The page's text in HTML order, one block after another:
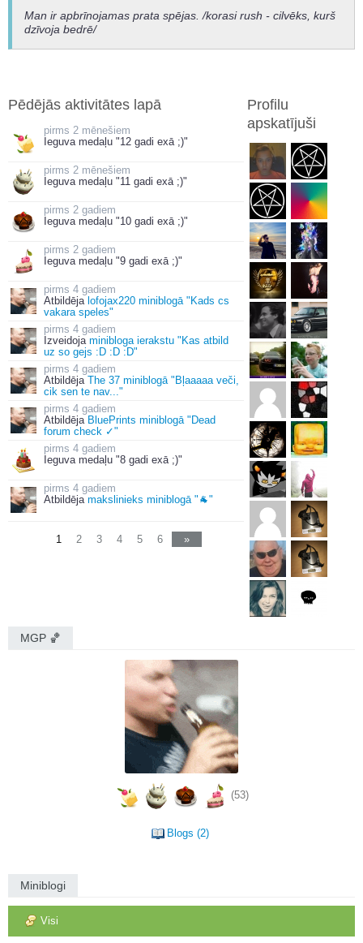
Man ir apbrīnojamas prata spējas. /korasi rush - cilvēks, kurš
dzīvoja bedrē/
Pēdējās aktivitātes lapā
2 mēnešiem
Ieguva medaļu "12 gadi exā ;)"
2 mēnešiem
Ieguva medaļu "11 gadi exā ;)"
2 gadiem
Ieguva medaļu "10 gadi exā ;)"
2 gadiem
Ieguva medaļu "9 gadi exā ;)"
4 gadiem
Atbildēja lofojax220 miniblogā "Kads cs
vakara speles"
4 gadiem
Izveidoja minibloga ierakstu "Kas atbild
uz so gejs :D :D :D"
4 gadiem
Atbildēja The 37 miniblogā "Bļaaaaa veči,
cik sen te nav..."
4 gadiem
Atbildēja BluePrints miniblogā "Dead
forum check ✓"
4 gadiem
Ieguva medaļu "8 gadi exā ;)"
4 gadiem
Atbildēja makslinieks miniblogā "🐐"
1 2 3 4 5 6 »
Profilu
apskatījuši
MGΡ 🏀
(53)
Blogs (2)
Miniblogi
Visi